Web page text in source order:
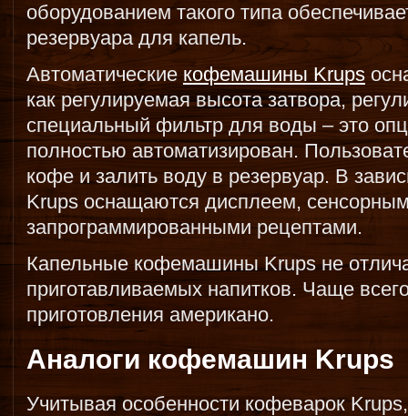
оборудованием такого типа
резервуара для капель.
Автоматические кофемашины Krups
как регулируемая высота затвора,
специальный фильтр для воды – это
полностью автоматизирован.
кофе и залить воду в резервуар. В
Krups оснащаются дисплеем,
запрограммированными рецептами.
Капельные кофемашины Krups не
приготавливаемых напитков. Чаще
приготовления американо.
Аналоги кофемашин Krups
Учитывая особенности кофеварок